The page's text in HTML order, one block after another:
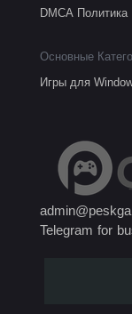
DMCA Политика
Основные
Игры для
Telegram for